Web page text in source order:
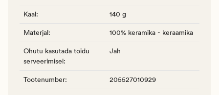
Kaal: 140 g
Materjal: 100% keramika - keraamika
Ohutu kasutada toidu
serveerimisel:
Jah
Tootenumber: 205527010929